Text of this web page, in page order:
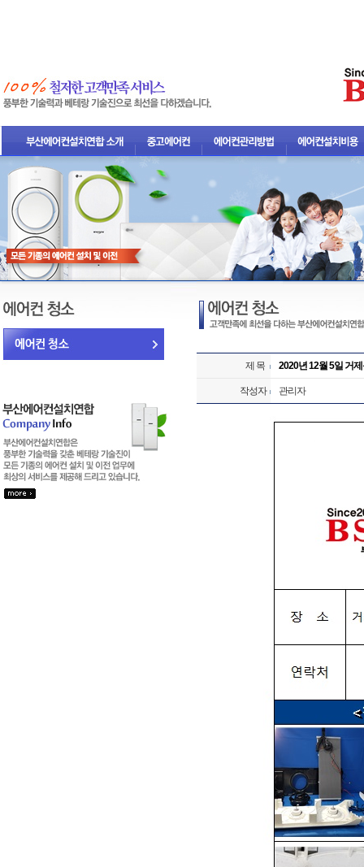
제 목 2020년 12월 5일 거
작성자 관리자